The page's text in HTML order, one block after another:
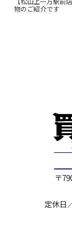
【松山上一万駅前
物のご紹介です
〒
定休日